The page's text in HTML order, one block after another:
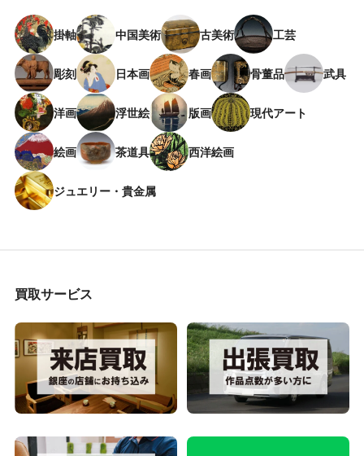
掛軸 中国美術 古美術 工芸
彫刻 日本画 春画 骨董品 武具
洋画 浮世絵 版画 現代アート
絵画 茶道具 西洋絵画
ジュエリー・貴金属
買取サービス